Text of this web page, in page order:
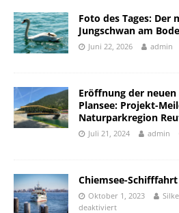
Foto des Tages: Der
Jungschwan am
Juni 22, 2026 admin
Eröffnung der
Plansee: Projekt-
Naturparkregion
Juli 21, 2024 admin
Chiemsee-
Oktober 1, 2023
deaktiviert